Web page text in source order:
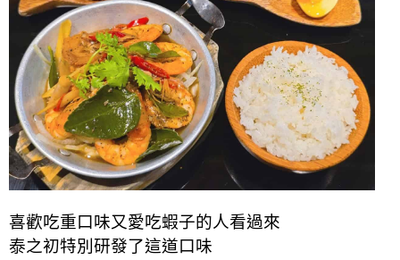
喜歡吃重口味又愛吃蝦子的人看過來
泰之初特別研發了這道口味